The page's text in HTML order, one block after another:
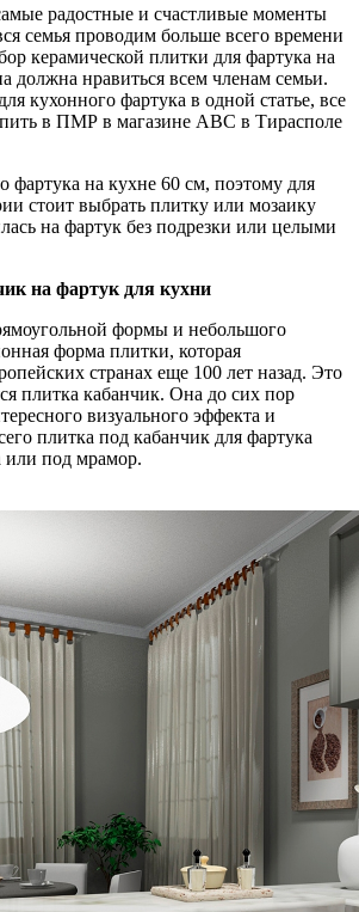
радостные и счастливые моменты
семья проводим больше всего времени
керамической плитки для фартука на
должна нравиться всем членам семьи.
кухонного фартука в одной статье, все
в ПМР в магазине АВС в Тирасполе
фартука на кухне 60 см, поэтому для
стоит выбрать плитку или мозаику
на фартук без подрезки или целыми
на фартук для кухни
формы и небольшого
форма плитки, которая
странах еще 100 лет назад. Это
плитка кабанчик. Она до сих пор
визуального эффекта и
плитка под кабанчик для фартука
или под мрамор.